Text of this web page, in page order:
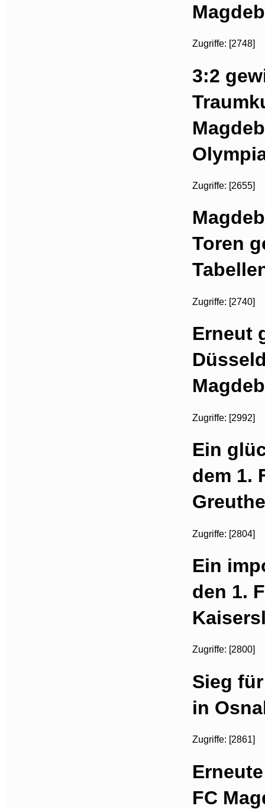
Zugriffe: [2748]
3:2
Zugriffe: [2655]
Toren
Zugriffe: [2740]
Erneut
Zugriffe: [2992]
Ein
dem 1.
Zugriffe: [2804]
Ein
den 1.
Zugriffe: [2800]
Sieg
in
Zugriffe: [2861]
FC